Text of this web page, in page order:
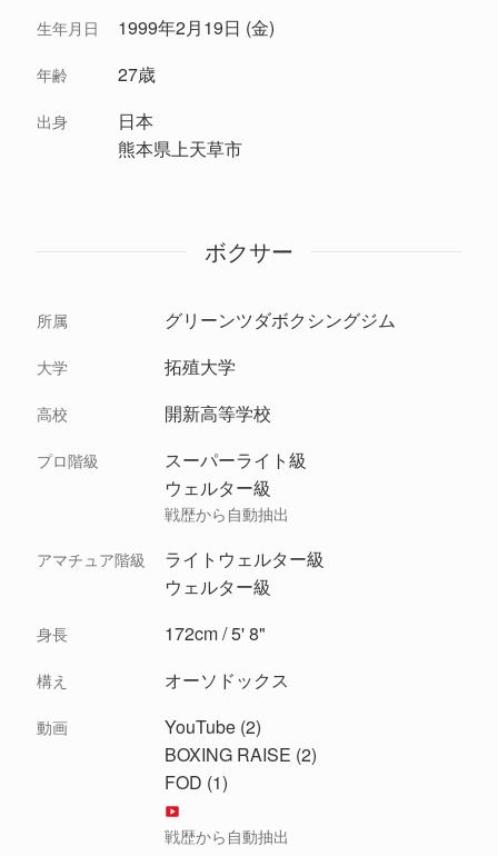
生年月日 1999年2月19日 (金)
年齢 27歳
出身
日本
熊本県上天草市
ボクサー
所属 グリーンツダボクシングジム
大学 拓殖大学
高校 開新高等学校
プロ階級
スーパーライト級
ウェルター級
戦歴から自動抽出
アマチュア階級
ライトウェルター級
ウェルター級
身長 172cm / 5' 8"
構え オーソドックス
動画
YouTube (2)
BOXING RAISE (2)
FOD (1)
戦歴から自動抽出